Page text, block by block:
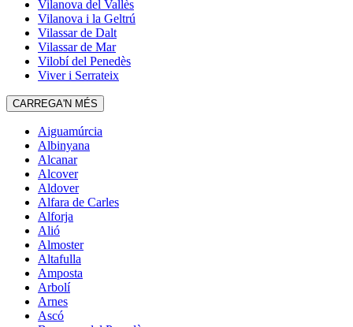
Vilanova del Vallès
Vilanova i la Geltrú
Vilassar de Dalt
Vilassar de Mar
Vilobí del Penedès
Viver i Serrateix
CARREGA'N MÉS
Aiguamúrcia
Albinyana
Alcanar
Alcover
Aldover
Alfara de Carles
Alforja
Alió
Almoster
Altafulla
Amposta
Arbolí
Arnes
Ascó